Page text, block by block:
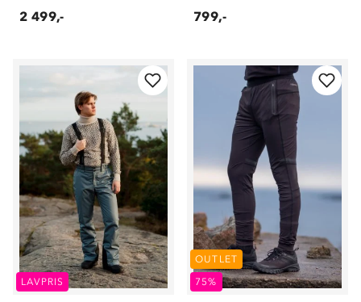
2 499,- 799,-
LAVPRIS
OUTLET
75%